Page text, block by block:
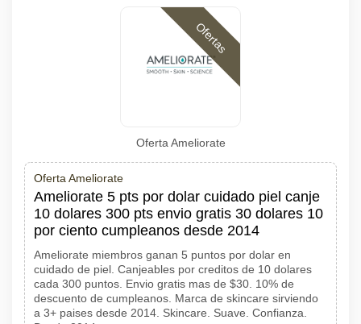
Ofertas
Oferta Ameliorate
Oferta Ameliorate
Ameliorate 5 pts por dolar cuidado piel canje
10 dolares 300 pts envio gratis 30 dolares 10
por ciento cumpleanos desde 2014
Ameliorate miembros ganan 5 puntos por dolar en
cuidado de piel. Canjeables por creditos de 10 dolares
cada 300 puntos. Envio gratis mas de $30. 10% de
descuento de cumpleanos. Marca de skincare sirviendo
a 3+ paises desde 2014. Skincare. Suave. Confianza.